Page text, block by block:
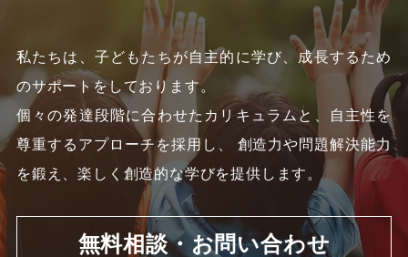
私たちは、子どもたちが自主的に学び、成長するため
のサポートをしております。
個々の発達段階に合わせたカリキュラムと、自主性を
尊重するアプローチを採用し、
創造力や問題解決能力
を鍛え、楽しく創造的な学びを提供します。
無料相談・お問い合わせ